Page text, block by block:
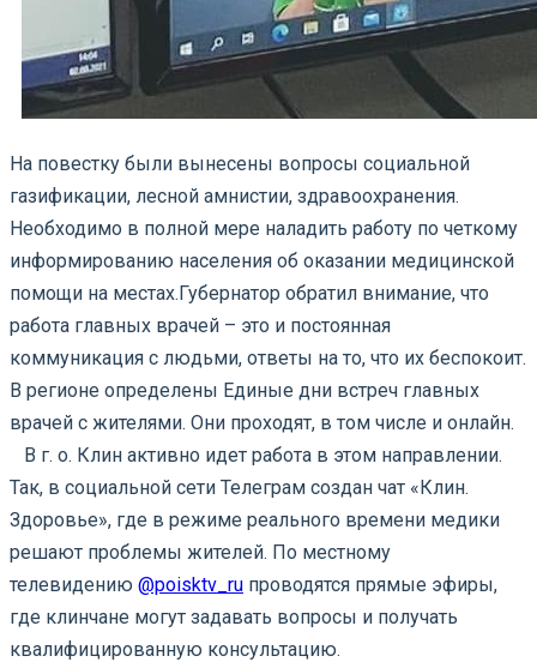
На повестку были вынесены вопросы социальной
газификации, лесной амнистии, здравоохранения.
Необходимо в полной мере наладить работу по четкому
информированию населения об оказании медицинской
помощи на местах.Губернатор обратил внимание, что
работа главных врачей – это и постоянная
коммуникация с людьми, ответы на то, что их беспокоит.
В регионе определены Единые дни встреч главных
врачей с жителями. Они проходят, в том числе и онлайн.
⠀В г. о. Клин активно идет работа в этом направлении.
Так, в социальной сети Телеграм создан чат «Клин.
Здоровье», где в режиме реального времени медики
решают проблемы жителей. По местному
телевидению @poisktv_ru проводятся прямые эфиры,
где клинчане могут задавать вопросы и получать
квалифицированную консультацию.